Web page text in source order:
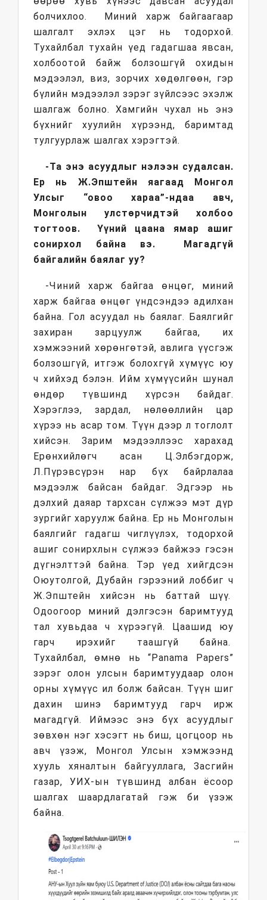
болчихлоо. Миний харж байгаагаар
шалгалт эхлэх цэг нь тодорхой.
Тухайлбал тухайн үед гадагшаа явсан,
холбоотой байж болзошгүй охидын
мэдээлэл, виз, зорчих хөдөлгөөн, гэр
бүлийн мэдээлэл зэрэг зүйлсээс эхэлж
шалгаж болно. Хамгийн чухал нь энэ
бүхнийг хуулийн хүрээнд, баримтад
тулгуурлаж шалгах хэрэгтэй.
-Та энэ асуудлыг нэлээн судалсан.
Ер нь Ж.Эпштейн яагаад Монгол
Улсыг “овоо хараа”-ндаа авч,
Монголын улстөрчидтэй холбоо
тогтоов. Үүний цаана ямар ашиг
сонирхол байна вэ. Магадгүй
байгалийн баялаг уу?
-Чиний харж байгаа өнцөг, миний
харж байгаа өнцөг үндсэндээ адилхан
байна. Гол асуудал нь баялаг. Баялгийг
захиран зарцуулж байгаа, их
хэмжээний хөрөнгөтэй, авлига үүсгэж
болзошгүй, итгэж болохгүй хүмүүс юу
ч хийхэд бэлэн. Ийм хүмүүсийн шунал
өндөр түвшинд хүрсэн байдаг.
Хэрэглээ, зардал, нөлөөллийн цар
хүрээ нь асар том. Түүн дээр л тоглолт
хийсэн. Зарим мэдээллээс харахад
Ерөнхийлөгч асан Ц.Элбэгдорж,
Л.Пүрэвсүрэн нар бүх байрлалаа
мэдээлж байсан байдаг. Эдгээр нь
дэлхий даяар тархсан сүлжээ мэт дүр
зургийг харуулж байна. Ер нь Монголын
баялгийг гадагш чиглүүлэх, тодорхой
ашиг сонирхлын сүлжээ байжээ гэсэн
дүгнэлттэй байна. Тэр үед хийгдсэн
Оюутолгой, Дубайн гэрээний лоббиг ч
Ж.Эпштейн хийсэн нь баттай шүү.
Одоогоор миний дэлгэсэн баримтууд
тал хувьдаа ч хүрээгүй. Цаашид юу
гарч ирэхийг таашгүй байна.
Тухайлбал, өмнө нь “Panama Papers”
зэрэг олон улсын баримтуудаар олон
орны хүмүүс ил болж байсан. Түүн шиг
дахин шинэ баримтууд гарч ирж
магадгүй. Иймээс энэ бүх асуудлыг
зөвхөн нэг хэсэгт нь биш, цогцоор нь
авч үзэж, Монгол Улсын хэмжээнд
хууль хяналтын байгууллага, Засгийн
газар, УИХ-ын түвшинд албан ёсоор
шалгах шаардлагатай гэж би үзэж
байна.